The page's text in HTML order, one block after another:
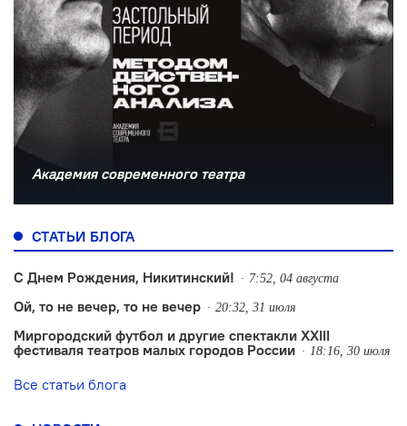
Академия современного театра
СТАТЬИ БЛОГА
С Днем Рождения, Никитинский! 7:52, 04 августа
Ой, то не вечер, то не вечер 20:32, 31 июля
Миргородский футбол и другие спектакли XXIII
фестиваля театров малых городов России
18:16, 30 июля
Все статьи блога